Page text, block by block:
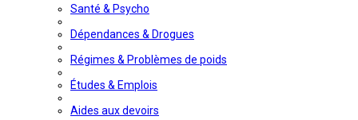
Santé & Psycho
Dépendances & Drogues
Régimes & Problèmes de poids
Études & Emplois
Aides aux devoirs